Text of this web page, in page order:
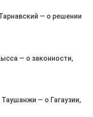
— о решении
— о законности,
— о Гагаузии,